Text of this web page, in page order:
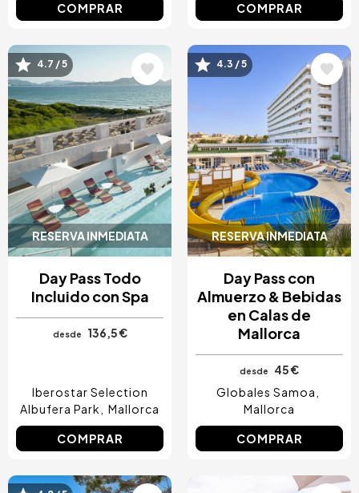
COMPRAR COMPRAR
RESERVA INMEDIATA
Image
4.7 / 5
Day Pass Todo
Incluido con Spa
desde 136,5 €
Iberostar Selection
Albufera Park
Mallorca
COMPRAR
RESERVA INMEDIATA
Image
4.3 / 5
Day Pass con
Almuerzo & Bebidas
en Calas de
Mallorca
desde
45 €
Globales Samoa
Mallorca
COMPRAR